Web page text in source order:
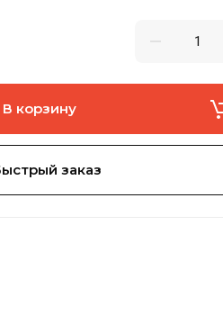
В корзину
заказ